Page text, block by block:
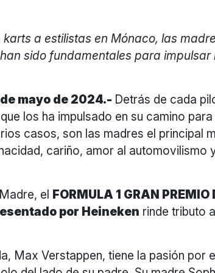
a estilistas en Mónaco, las
sido fundamentales para
mayo de 2024.- Detrás de cada
los ha impulsado en su camino
casos, son las madres el principal
cariño, amor al automovilismo
el FORMULA 1 GRAN PREMIO
por Heineken rinde tributo
Max Verstappen, tiene la pasión por